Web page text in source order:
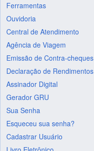
Ferramentas
Ouvidoria
Central de Atendimento
Agência de Viagem
Emissão de Contra-cheques
Declaração de Rendimentos
Assinador Digital
Gerador GRU
Sua Senha
Esqueceu sua senha?
Cadastrar Usuário